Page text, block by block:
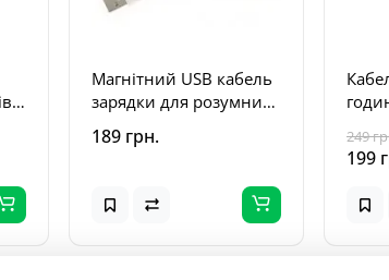
Магнітний USB кабель
зарядки для розумних
годинників 2
коннектора, 7.62 мм.,
189 грн. 249
199